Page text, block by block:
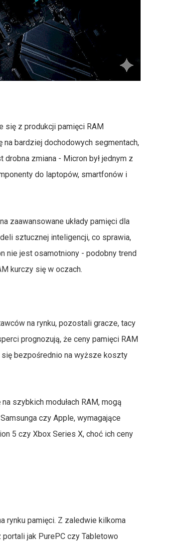
się z produkcji pamięci RAM
bardziej dochodowych segmentach,
zmiana - Micron był jednym z
do laptopów, smartfonów i
zaawansowane układy pamięci dla
sztucznej inteligencji, co sprawia,
nie jest osamotniony - podobny trend
kurczy się w oczach.
na rynku, pozostali gracze, tacy
prognozują, że ceny pamięci RAM
się bezpośrednio na wyższe koszty
szybkich modułach RAM, mogą
czy Apple, wymagające
5 czy Xbox Series X, choć ich ceny
rynku pamięci. Z zaledwie kilkoma
jak PurePC czy Tabletowo